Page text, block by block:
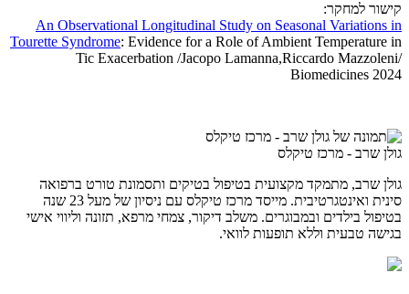
קישור למחקר:
An Observational Longitudinal Study on Seasonal Variations in
Tourette Syndrome: Evidence for a Role of Ambient Temperature in
Tic Exacerbation /Jacopo Lamanna,Riccardo Mazzoleni/
Biomedicines 2024
גולן שרב - מרכז טיקלס
גולן שרב, מתמקד מקצועית בטיפול בטיקים ותסמונת טורט ברפואה
סינית ואינטגרטיבית. מייסד מרכז טיקלס עם ניסיון של מעל 23 שנה
בטיפול בילדים ובמבוגרים. משלב דיקור, צמחי מרפא, תזונה וליווי אישי
בגישה טבעית וללא תופעות לוואי.